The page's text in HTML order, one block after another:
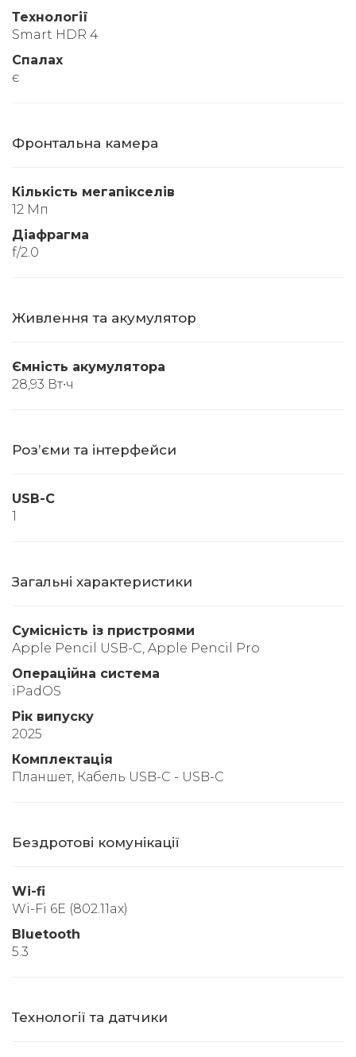
Технології
Smart HDR 4
Спалах
є
Фронтальна камера
Кількість мегапікселів
12 Мп
Діафрагма
f/2.0
Живлення та акумулятор
Ємність акумулятора
28,93 Вт∙ч
Розʼєми та інтерфейси
USB-C
1
Загальні характеристики
Сумісність із пристроями
Apple Pencil USB-C, Apple Pencil Pro
Операційна система
iPadOS
Рік випуску
2025
Комплектація
Планшет, Кабель USB-C - USB-C
Бездротові комунікації
Wi-fi
Wi-Fi 6E (802.11ax)
Bluetooth
5.3
Технології та датчики